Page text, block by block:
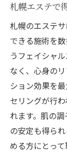
札幌エステで
札幌のエステ
できる施術を
うフェイシャ
なく、心身の
ション効果を
セリングが行
れます。肌の
の安定も得ら
める方にとっ